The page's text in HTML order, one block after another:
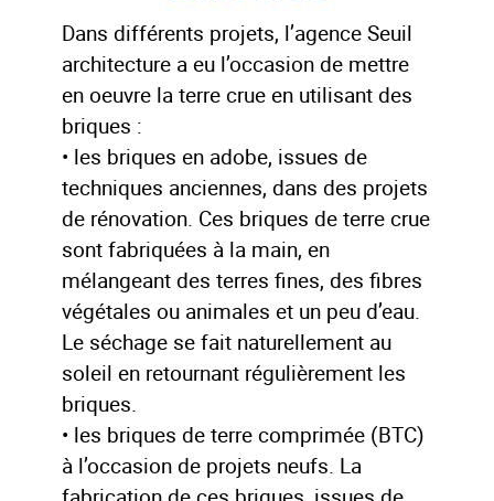
Dans différents projets, l’agence Seuil
architecture a eu l’occasion de mettre
en oeuvre la terre crue en utilisant des
briques :
• les briques en adobe, issues de
techniques anciennes, dans des projets
de rénovation. Ces briques de terre crue
sont fabriquées à la main, en
mélangeant des terres fines, des fibres
végétales ou animales et un peu d’eau.
Le séchage se fait naturellement au
soleil en retournant régulièrement les
briques.
• les briques de terre comprimée (BTC)
à l’occasion de projets neufs. La